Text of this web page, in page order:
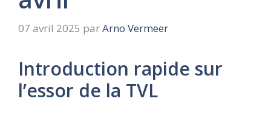
07 avril 2025 parArno Vermeer
Introduction rapide sur
l’essor de la TVL